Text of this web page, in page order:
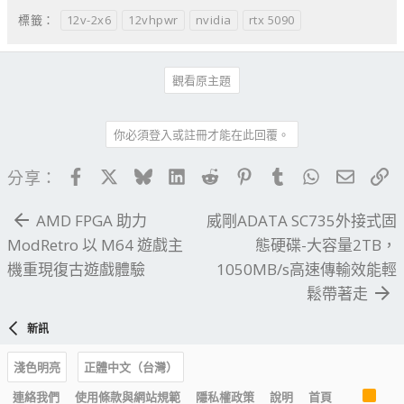
標籤： 12v-2x6 12vhpwr nvidia rtx 5090
觀看原主題
你必須登入或註冊才能在此回覆。
分享： FacebookBlueskyLinkedIn
Reddit PinterestTumblrWhatsApp
電子
AMD FPGA 助力
ModRetro 以 M64 遊戲主
機重現復古遊戲體驗
威剛ADATA SC735外接式固
態硬碟-大容量2TB，
1050MB/s高速傳輸效能輕
鬆帶著走
新訊
淺色明亮
正體中文（台灣）
連絡我們
使用條款與網站規範 隱私權政策 說明 首頁
R